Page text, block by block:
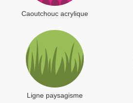
Caoutchouc acrylique
Ligne paysagisme